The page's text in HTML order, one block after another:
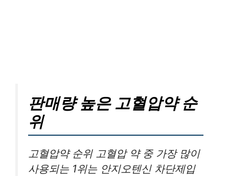
판매량 높은 고혈압약 순
위
고혈압약 순위 고혈압 약 중 가장 많이
사용되는 1위는 안지오텐신 차단제입